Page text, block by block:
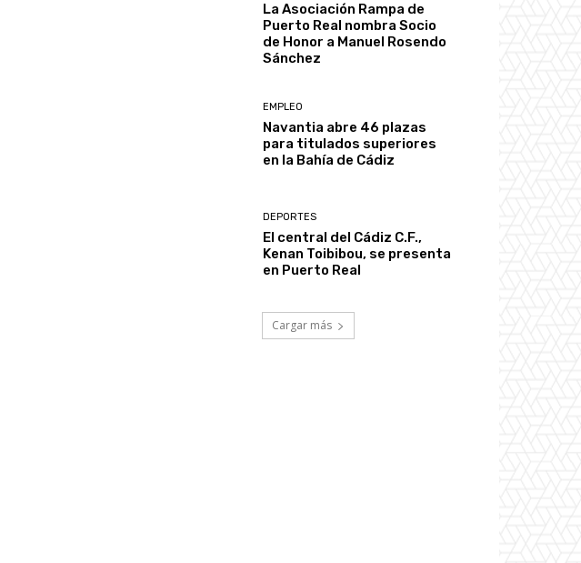
La Asociación Rampa de
Puerto Real nombra Socio
de Honor a Manuel Rosendo
Sánchez
EMPLEO
Navantia abre 46 plazas
para titulados superiores
en la Bahía de Cádiz
DEPORTES
El central del Cádiz C.F.,
Kenan Toibibou, se presenta
en Puerto Real
Cargar más